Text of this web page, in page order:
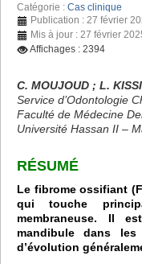
Catégorie : Cas clinique
Publication : 27 février
Mis à jour : 27 février
Affichages : 2394
C. MOUJOUD ; L.
Service d’Odontologie
Faculté de Médecine
Université Hassan II –
RÉSUMÉ
Le fibrome ossifiant
qui touche
membraneuse. Il
mandibule dans les
d’évolution